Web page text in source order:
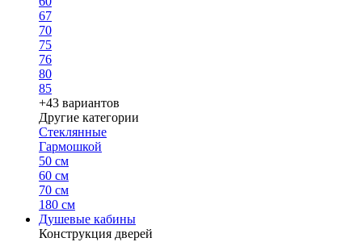
67
70
75
76
80
85
+43 вариантов
Другие категории
Стеклянные
Гармошкой
50 см
60 см
70 см
180 см
Душевые кабины
Конструкция дверей